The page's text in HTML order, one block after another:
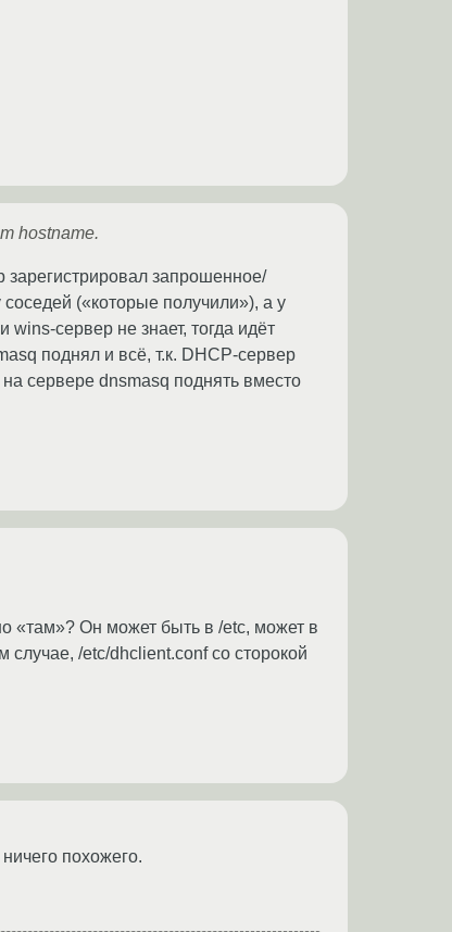
hostname.
запрошенное/
(«которые получили»), а у
сервер не знает, тогда идёт
поднял и всё, т.к. DHCP-сервер
сервере dnsmasq поднять вместо
«там»? Он может быть в /etc, может в
/etc/dhclient.conf со сторокой
похожего.